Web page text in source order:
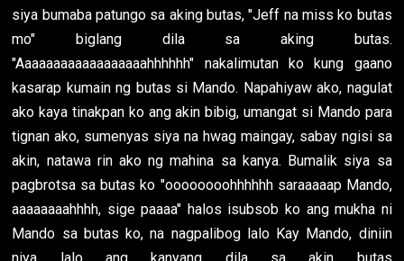
siya bumaba patungo sa aking butas, "Jeff na miss ko butas
mo" biglang dila sa aking butas.
"Aaaaaaaaaaaaaaaaaahhhhhh" nakalimutan ko kung gaano
kasarap kumain ng butas si Mando. Napahiyaw ako, nagulat
ako kaya tinakpan ko ang akin bibig, umangat si Mando para
tignan ako, sumenyas siya na hwag maingay, sabay ngisi sa
akin, natawa rin ako ng mahina sa kanya. Bumalik siya sa
pagbrotsa sa butas ko "oooooooohhhhhh saraaaaap Mando,
aaaaaaaahhhh, sige paaaa" halos isubsob ko ang mukha ni
Mando sa butas ko, na nagpalibog lalo Kay Mando, diniin